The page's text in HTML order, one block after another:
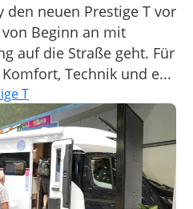
den neuen Prestige T vor
Beginn an mit
auf die Straße geht. Für
Technik und e...
T